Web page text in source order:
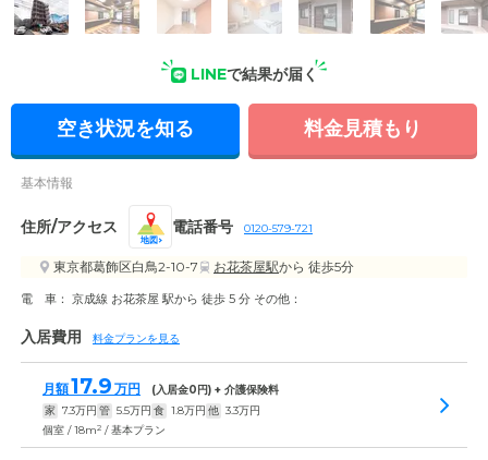
外観: デイサービスや訪問介護・看護事業所を併設したシニア
LINEで結果が届く
空き状況を知る 料金見積もり
基本情報
住所/アクセス
地図
電話番号 0120-579-721
東京都葛飾区白鳥2-10-7 お花茶屋駅から 徒歩5分
電 車： 京成線 お花茶屋 駅から 徒歩 5 分 その他：
入居費用 料金プランを見る
月額17.9 万円 (入居金0 円) + 介護保険料
家 7.3万円 管 5.5万円 食 1.8万円 他 3.3万円
個室 / 18m2 / 基本プラン